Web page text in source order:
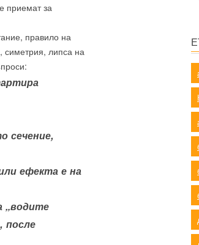
приемат за
правило на
симетрия, липса на
сечение,
ефекта е на
„водите
после